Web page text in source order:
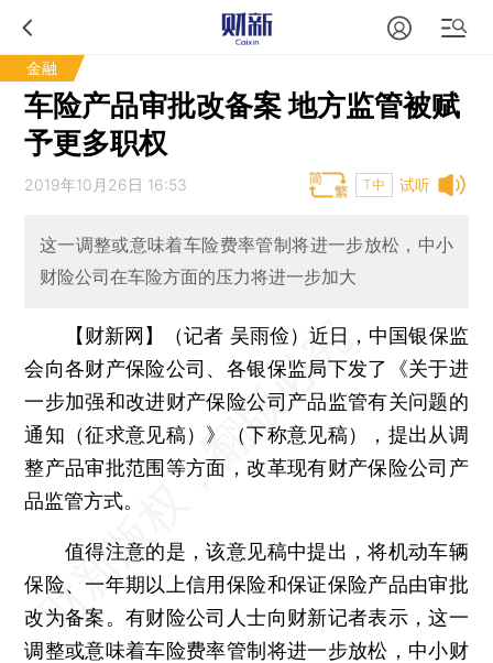
金融
车险产品审批改备案 地方监管被赋
予更多职权
试听
2019年10月26日 16:53 T中
这一调整或意味着车险费率管制将进一步放松，中小
财险公司在车险方面的压力将进一步加大
【财新网】（记者 吴雨俭） 近日，中国银保监
会向各财产保险公司、各银保监局下发了《关于进
一步加强和改进财产保险公司产品监管有关问题的
通知（征求意见稿）》（下称意见稿），提出从调
整产品审批范围等方面，改革现有财产保险公司产
品监管方式。
值得注意的是，该意见稿中提出，将机动车辆
保险、一年期以上信用保险和保证保险产品由审批
改为备案。有财险公司人士向财新记者表示，这一
调整或意味着车险费率管制将进一步放松，中小财